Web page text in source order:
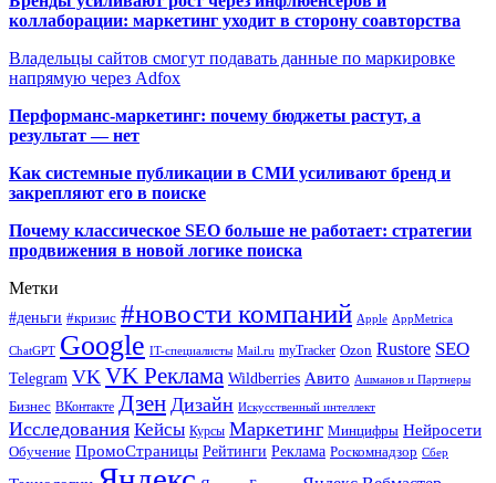
коллаборации: маркетинг уходит в сторону соавторства
Владельцы сайтов смогут подавать данные по маркировке
напрямую через Adfox
Перформанс-маркетинг: почему бюджеты растут, а
результат — нет
Как системные публикации в СМИ усиливают бренд и
закрепляют его в поиске
Почему классическое SEO больше не работает: стратегии
продвижения в новой логике поиска
Метки
#деньги #кризис #новости компаний Apple AppMetrica
ChatGPT Google IT-специалисты Mail.ru myTracker Ozon Rustore SEO
Telegram VK VK Реклама Wildberries Авито Ашманов и Партнеры
Бизнес ВКонтакте Дзен Дизайн Искусственный интеллект
Исследования Кейсы Курсы Маркетинг Минцифры Нейросети
Обучение ПромоСтраницы Рейтинги Реклама Роскомнадзор Сбер